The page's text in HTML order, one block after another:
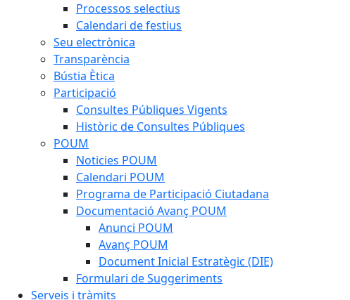
Processos selectius
Calendari de festius
Seu electrònica
Transparència
Bústia Ètica
Participació
Consultes Públiques Vigents
Històric de Consultes Públiques
POUM
Noticies POUM
Calendari POUM
Programa de Participació Ciutadana
Documentació Avanç POUM
Anunci POUM
Avanç POUM
Document Inicial Estratègic (DIE)
Formulari de Suggeriments
Serveis i tràmits